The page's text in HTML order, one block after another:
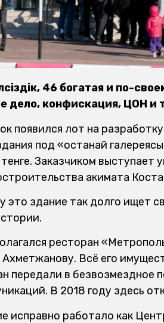
46 богатая и по-
дело, конфискация, ЦОН и
появился лот на
под «Қостанай
Заказчиком выступает
акимата
это здание так долго ищет
ресторан
Всё его
передали в безвозмездное
В 2018 году здесь
исправно работало как